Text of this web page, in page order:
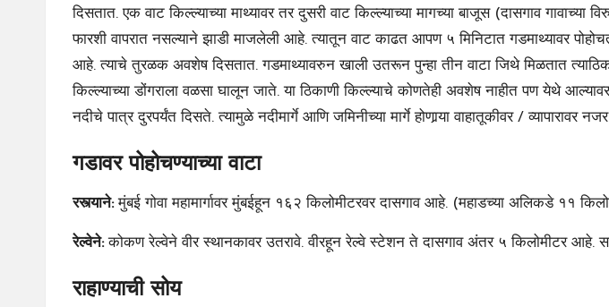
दिसतात. एक वाट किल्ल्याच्या माथ्यावर तर दुसरी वाट किल्ल्याच्या मागच्या बाजूस (दासगाव
फारशी वापरात नसल्याने झाडी माजलेली आहे. त्यातून वाट काढत आपण ५ मिनिटात गडमाथ्यावर
आहे. त्याचे तुरळक अवशेष दिसतात. गडमाथ्यावरुन खाली उतरून पुन्हा तीन वाटा जिथे मिळतात
किल्ल्याच्या डोंगराला वळसा घालून जाते. या ठिकाणी किल्ल्याचे कोणतेही अवशेष नाहीत पण येथे
नदीचे पात्र दुरपर्यंत दिसते. त्यामुळे नदीमार्गे आणि जमिनीच्या मार्गे होणार्‍या वाहातूकीवर / व्यापारावर
गडावर पोहोचण्याच्या वाटा
रस्त्याने:मुंबई गोवा महामार्गावर मुंबईहून १६२ किलोमीटरवर दासगाव आहे. (महाडच्या अलिकडे ११
रेल्वेने:कोकण रेल्वेने वीर स्थानकावर उतरावे. वीरहून रेल्वे स्टेशन ते दासगाव अंतर ५ किलोमीटर आहे.
राहाण्याची सोय